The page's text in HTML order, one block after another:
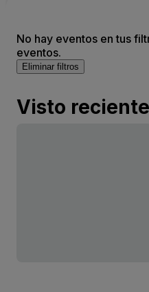
No hay eventos en tus
eventos.
Eliminar filtros
Visto